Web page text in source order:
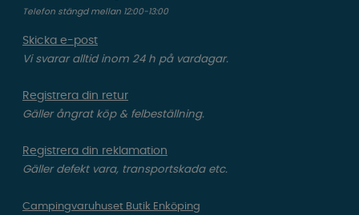
Telefon stängd mellan 12:00-13:00
Skicka e-post
Vi svarar alltid inom 24 h på vardagar.
Registrera din retur
Gäller ångrat köp & felbeställning.
Registrera din reklamation
Gäller defekt vara, transportskada etc.
Campingvaruhuset Butik Enköping